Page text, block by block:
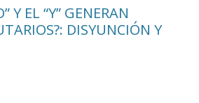
Y EL “Y” GENERAN
DISYUNCIÓN Y